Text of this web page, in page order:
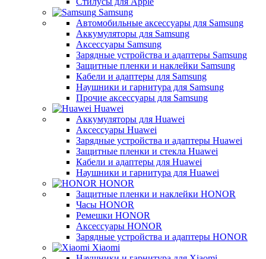
Samsung
Автомобильные аксессуары для Samsung
Аккумуляторы для Samsung
Аксессуары Samsung
Зарядные устройства и адаптеры Samsung
Защитные пленки и наклейки Samsung
Кабели и адаптеры для Samsung
Наушники и гарнитура для Samsung
Прочие аксессуары для Samsung
Huawei
Аккумуляторы для Huawei
Аксессуары Huawei
Зарядные устройства и адаптеры Huawei
Защитные пленки и стекла Huawei
Кабели и адаптеры для Huawei
Наушники и гарнитура для Huawei
HONOR
Защитные пленки и наклейки HONOR
Часы HONOR
Ремешки HONOR
Аксессуары HONOR
Зарядные устройства и адаптеры HONOR
Xiaomi